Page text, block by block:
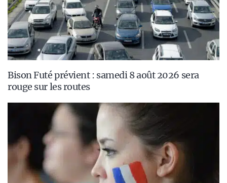
Bison Futé prévient : samedi 8 août 2026 sera
rouge sur les routes